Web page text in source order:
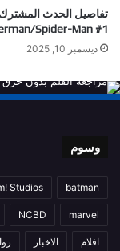
تفاصيل الحدث المشترك
Spider-Man #1
ديسمبر 10, 2025
وسوم
batman
Studios
marvel
NCBD
افلام الاخبار